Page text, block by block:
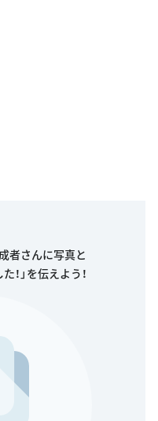
者さんに写真と
！」を伝えよう！